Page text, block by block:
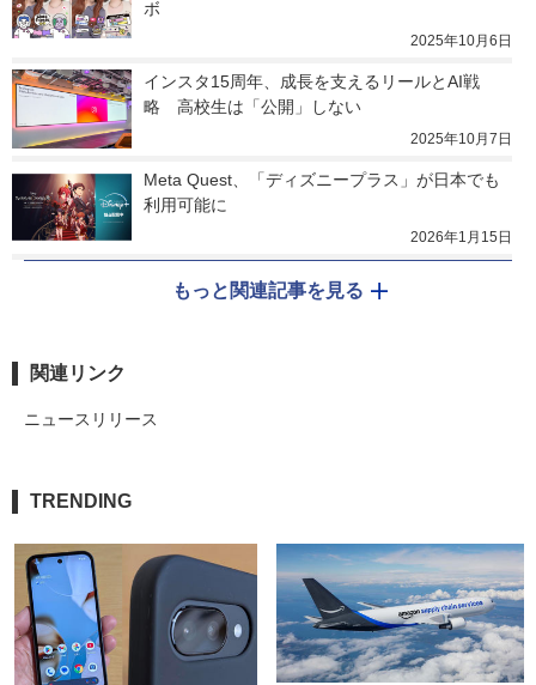
ボ
2025年10月6日
インスタ15周年、成長を支えるリールとAI戦
略　高校生は「公開」しない
2025年10月7日
Meta Quest、「ディズニープラス」が日本でも
利用可能に
2026年1月15日
もっと関連記事を見る
関連リンク
ニュースリリース
TRENDING